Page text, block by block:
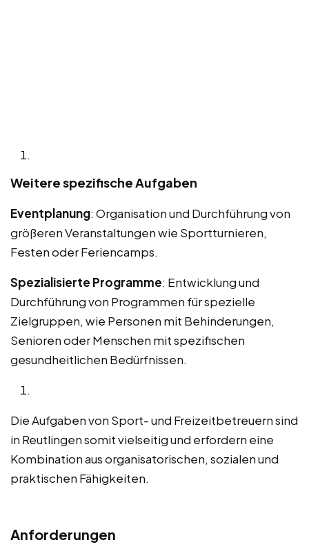
Weitere spezifische Aufgaben
Eventplanung: Organisation und Durchführung von
größeren Veranstaltungen wie Sportturnieren,
Festen oder Feriencamps.
Spezialisierte Programme: Entwicklung und
Durchführung von Programmen für spezielle
Zielgruppen, wie Personen mit Behinderungen,
Senioren oder Menschen mit spezifischen
gesundheitlichen Bedürfnissen.
Die Aufgaben von Sport- und Freizeitbetreuern sind
in Reutlingen somit vielseitig und erfordern eine
Kombination aus organisatorischen, sozialen und
praktischen Fähigkeiten.
Anforderungen